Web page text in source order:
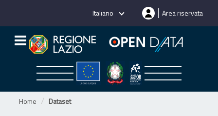
Italiano Area riservata
Home Dataset